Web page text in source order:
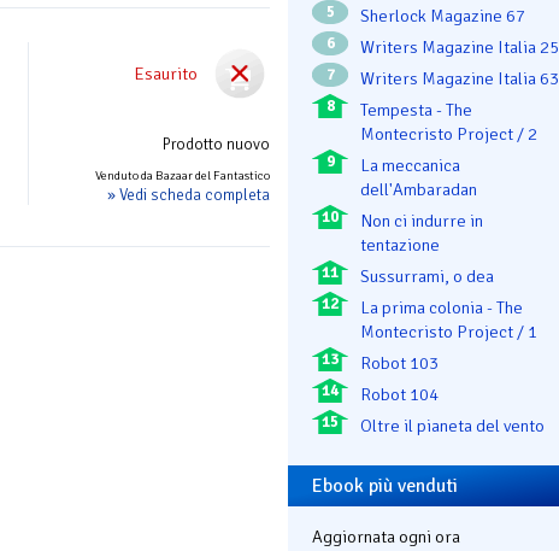
Esaurito
Prodotto nuovo
Venduto da Bazaar del Fantastico
» Vedi scheda completa
5 Sherlock Magazine 67
6 Writers Magazine Italia 25
7 Writers Magazine Italia 63
8
Tempesta - The
Montecristo Project / 2
9
La meccanica
dell'Ambaradan
10
Non ci indurre in
tentazione
11 Sussurrami, o dea
12
La prima colonia - The
Montecristo Project / 1
13 Robot 103
14 Robot 104
15 Oltre il pianeta del vento
Ebook più venduti
Aggiornata ogni ora